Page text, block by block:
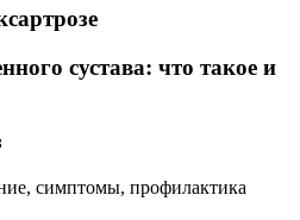
сустава: что такое и